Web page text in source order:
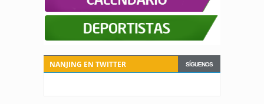
SÍGUENOS
NANJING EN TWITTER